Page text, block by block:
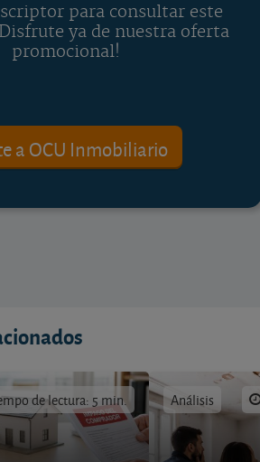
para consultar este
ya de nuestra oferta
promocional!
a OCU Inmobiliario
de lectura: 5 min. Análisis